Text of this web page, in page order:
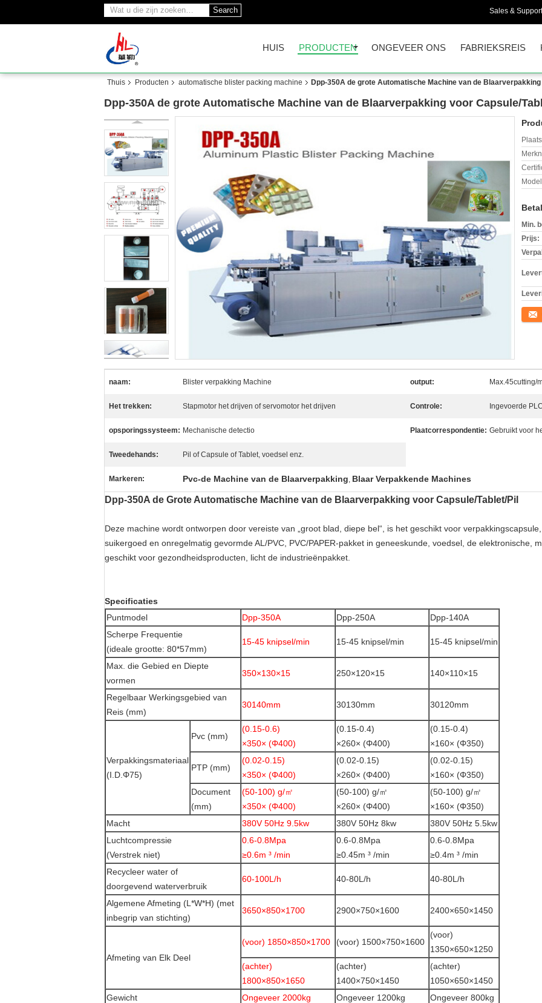
Search Sales &
HUIS PRODUCTEN ONGEVEER ONS FABRIEKSREIS
Thuis Producten automatische blister packing machine Dpp-350A de grote Automatische Machine van de Blaarverpakking
Dpp-350A de grote Automatische Machine van de Blaarverpakking voor Capsule/
Min.
Prijs:
naam: Blister verpakking Machine output: Max.45cutting/
Het trekken: Stapmotor het drijven of servomotor het drijven Controle: Ingevoerde
opsporingssysteem: Mechanische detectio Plaatcorrespondentie: Gebruikt voor
Tweedehands: Pil of Capsule of Tablet, voedsel enz.
Markeren: Pvc-de Machine van de Blaarverpakking, Blaar Verpakkende Machines
Dpp-350A de Grote Automatische Machine van de Blaarverpakking voor Capsule/Tablet/Pil
Deze machine wordt ontworpen door vereiste van „groot blad, diepe bel“, is het geschikt voor
suikergoed en onregelmatig gevormde AL/PVC, PVC/PAPER-pakket in geneeskunde, voedsel, de elektronische,
geschikt voor gezondheidsproducten, licht de industrieënpakket.
Specificaties
Puntmodel
Dpp-350A Dpp-250A
Dpp-140A
Scherpe Frequentie
(ideale grootte: 80*57mm)
15-45 knipsel/min 15-45 knipsel/min 15-45 knipsel/min
Max. die Gebied en Diepte
vormen
350×130×15 250×120×15 140×110×15
Regelbaar Werkingsgebied van
Reis (mm)
30140mm 30130mm 30120mm
Verpakkingsmateriaal
(I.D.Φ75)
Pvc (mm)
(0.15-0.6)
×350× (Φ400)
(0.15-0.4)
×260× (Φ400)
(0.15-0.4)
×160× (Φ350)
PTP (mm)
(0.02-0.15)
×350× (Φ400)
(0.02-0.15)
×260× (Φ400)
(0.02-0.15)
×160× (Φ350)
Document
(mm)
(50-100) g/㎡
×350× (Φ400)
(50-100) g/㎡
×260× (Φ400)
(50-100) g/㎡
×160× (Φ350)
Macht
380V 50Hz 9.5kw 380V 50Hz 8kw
380V 50Hz 5.5kw
Luchtcompressie
(Verstrek niet)
0.6-0.8Mpa
≥0.6m ³ /min
0.6-0.8Mpa
≥0.45m ³ /min
0.6-0.8Mpa
≥0.4m ³ /min
Recycleer water of
doorgevend waterverbruik
60-100L/h 40-80L/h 40-80L/h
Algemene Afmeting (L*W*H) (met
inbegrip van stichting)
3650×850×1700 2900×750×1600 2400×650×1450
Afmeting van Elk Deel
(voor) 1850×850×1700 (voor) 1500×750×1600
(voor)
1350×650×1250
(achter)
1800×850×1650
(achter)
1400×750×1450
(achter)
1050×650×1450
Gewicht
Ongeveer 2000kg Ongeveer 1200kg Ongeveer 800kg